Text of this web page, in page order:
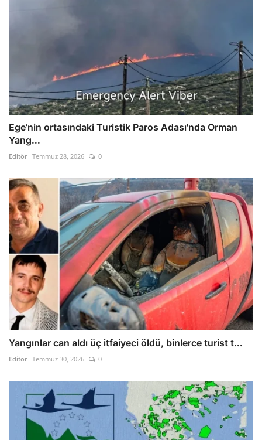
Ege’nin ortasındaki Turistik Paros Adası'nda Orman
Yang...
Editör Temmuz 28, 2026 0
Yangınlar can aldı üç itfaiyeci öldü, binlerce turist t...
Editör Temmuz 30, 2026 0